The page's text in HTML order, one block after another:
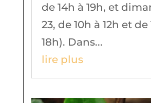
de 14h à 19h, et
23, de 10h à 12h et de
18h). Dans...
lire plus